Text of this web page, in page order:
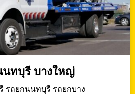
นทบุรี บางใหญ่
รถยกนนทบุรี รถยกบาง